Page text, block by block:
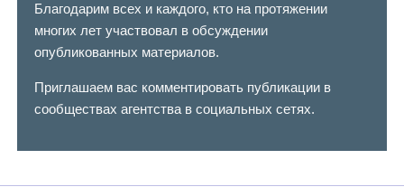
Благодарим всех и каждого, кто на протяжении
многих лет участвовал в обсуждении
опубликованных материалов.
Приглашаем вас комментировать публикации в
сообществах агентства в социальных сетях.